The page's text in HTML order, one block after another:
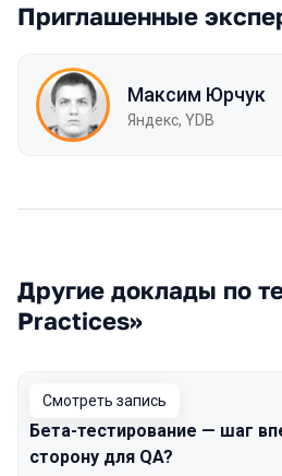
Приглашенные
Максим Юрчук
Яндекс, YDB
Другие доклады по
Practices»
Смотреть запись
Бета-тестирование — шаг
сторону для QA?